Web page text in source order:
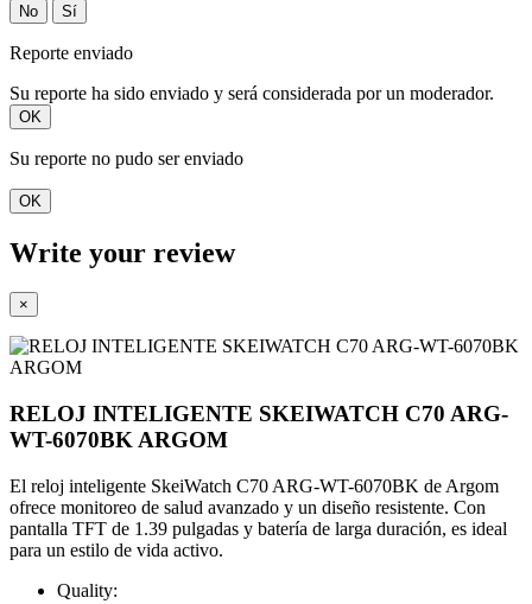
No Sí
Reporte enviado
Su reporte ha sido enviado y será considerada por un moderador.
OK
Su reporte no pudo ser enviado
OK
Write your review
×
RELOJ INTELIGENTE SKEIWATCH C70 ARG-
WT-6070BK ARGOM
El reloj inteligente SkeiWatch C70 ARG-WT-6070BK de Argom
ofrece monitoreo de salud avanzado y un diseño resistente. Con
pantalla TFT de 1.39 pulgadas y batería de larga duración, es ideal
para un estilo de vida activo.
Quality: